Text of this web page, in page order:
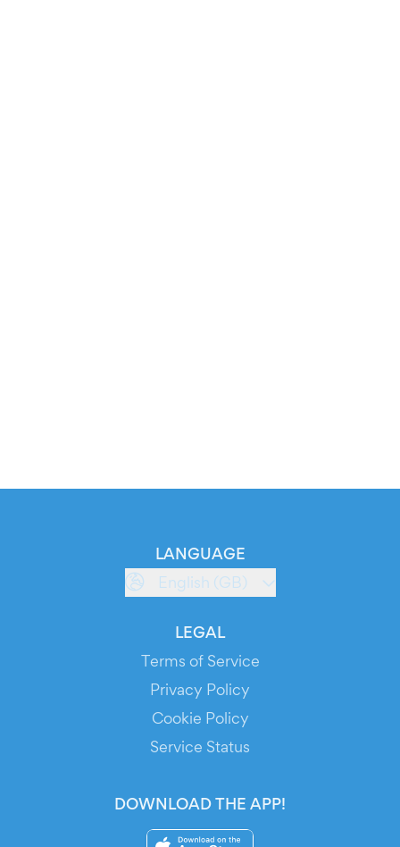
LANGUAGE
English (GB)
LEGAL
Terms of Service
Privacy Policy
Cookie Policy
Service Status
DOWNLOAD THE APP!